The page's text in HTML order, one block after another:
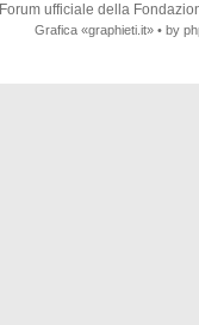
Forum ufficiale della
Grafica «graphieti.it» • by